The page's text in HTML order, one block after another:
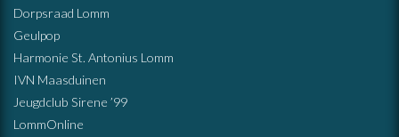
Dorpsraad Lomm
Geulpop
Harmonie St. Antonius Lomm
IVN Maasduinen
Jeugdclub Sirene ’99
LommOnline